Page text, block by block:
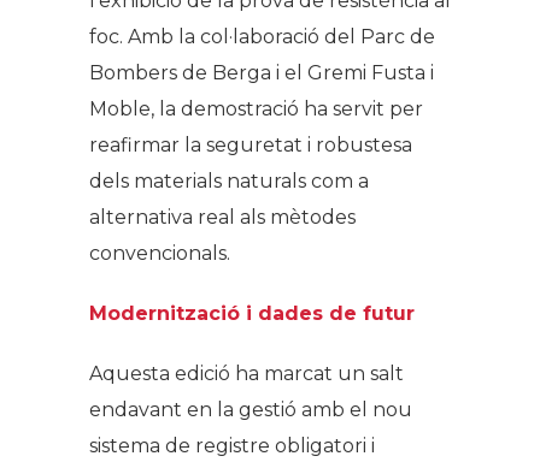
foc. Amb la col·laboració del Parc de
Bombers de Berga i el Gremi Fusta i
Moble, la demostració ha servit per
reafirmar la seguretat i robustesa
dels materials naturals com a
alternativa real als mètodes
convencionals.
Modernització i dades de futur
Aquesta edició ha marcat un salt
endavant en la gestió amb el nou
sistema de registre obligatori i